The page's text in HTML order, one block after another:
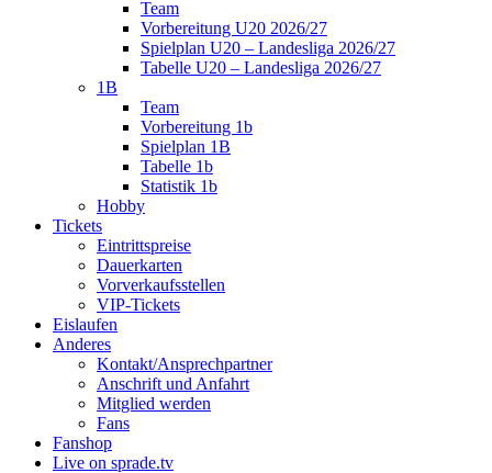
Team
Vorbereitung U20 2026/27
Spielplan U20 – Landesliga 2026/27
Tabelle U20 – Landesliga 2026/27
1B
Team
Vorbereitung 1b
Spielplan 1B
Tabelle 1b
Statistik 1b
Hobby
Tickets
Eintrittspreise
Dauerkarten
Vorverkaufsstellen
VIP-Tickets
Eislaufen
Anderes
Kontakt/Ansprechpartner
Anschrift und Anfahrt
Mitglied werden
Fans
Fanshop
Live on sprade.tv